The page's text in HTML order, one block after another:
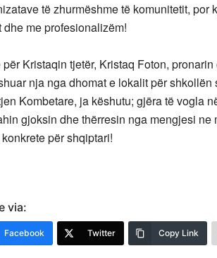
të zhurmëshme të komunitetit, por
dhe me profesionalizëm!
për Kristaqin tjetër, Kristaq Foton,
nja nga dhomat e lokalit për
Kombetare, ja këshutu; gjëra të vogla
gjoksin dhe thërresin nga mengjesi
për shqiptari!
via:
Facebook Twitter Copy Link